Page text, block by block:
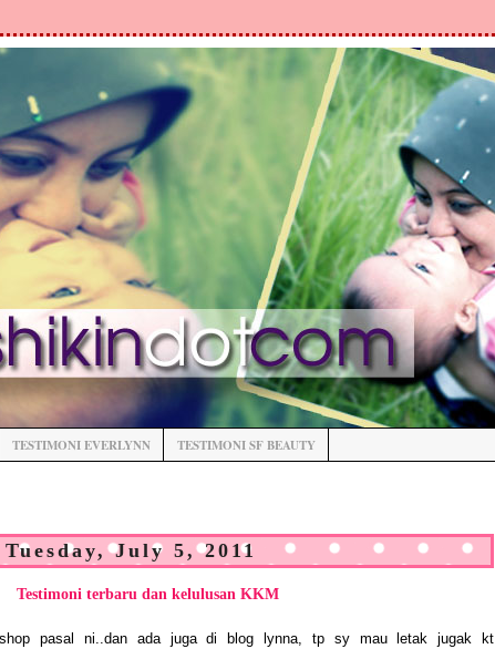
TESTIMONI EVERLYNN TESTIMONI SF BEAUTY
Tuesday, July 5, 2011
Testimoni terbaru dan kelulusan KKM
pasal ni..dan ada juga di blog lynna, tp sy mau letak jugak kt